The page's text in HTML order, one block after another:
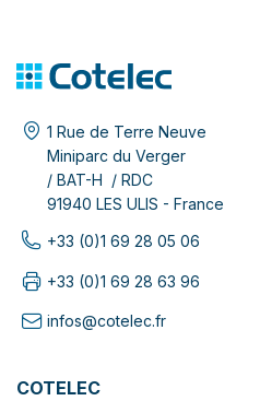
1 Rue de Terre Neuve
Miniparc du Verger
/ BAT-H / RDC
91940 LES ULIS - France
+33 (0)1 69 28 05 06
+33 (0)1 69 28 63 96
infos@cotelec.fr
COTELEC